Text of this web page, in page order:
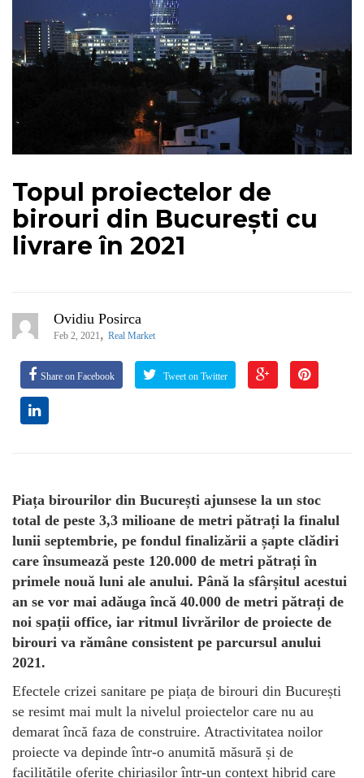
Topul proiectelor de
birouri din București cu
livrare în 2021
Ovidiu Posirca
Feb 2, 2021 , Real Market
Share on Facebook Tweet on Twitter
Piața birourilor din București ajunsese la un stoc
total de peste 3,3 milioane de metri pătrați la finalul
lunii septembrie, pe fondul finalizării a șapte clădiri
care însumează peste 120.000 de metri pătrați în
primele nouă luni ale anului. Până la sfârșitul acestui
an se vor mai adăuga încă 40.000 de metri pătrați de
noi spații office, iar ritmul livrărilor de proiecte de
birouri va rămâne consistent pe parcursul anului
2021.
Efectele crizei sanitare pe piața de birouri din București
se resimt mai mult la nivelul proiectelor care nu au
demarat încă faza de construire. Atractivitatea noilor
proiecte va depinde într-o anumită măsură și de
facilitățile oferite chiriașilor într-un context hibrid care